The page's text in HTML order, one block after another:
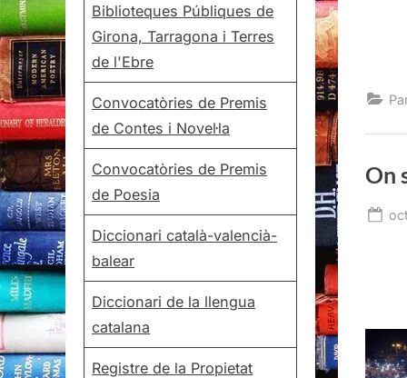
On
Biblioteques Públiques de
Girona, Tarragona i Terres
de l'Ebre
Convocatòries de Premis
de Contes i Novel·la
Convocatòries de Premis
de Poesia
Diccionari català-valencià-
balear
Diccionari de la llengua
catalana
Registre de la Propietat